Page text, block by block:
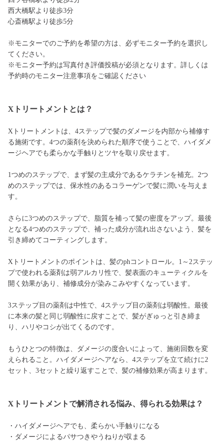
西大橋駅より徒歩3分
心斎橋駅より徒歩5分
※モニターでのご予約を希望の方は、必ずモニター予約を選択し
てください。
※モニター予約は写真付き評価投稿が必須となります。詳しくは
予約時のモニター注意事項をご確認ください
Xトリートメントとは？
Xトリートメントは、4ステップで髪のダメージを内部から補修す
る施術です。4つの薬剤を決められた順序で使うことで、ハイダメ
ージヘアでも柔らかな手触りとツヤを取り戻せます。
1つめのステップで、まず髪の主成分であるケラチンを補充。2つ
めのステップでは、保水性のあるコラーゲンで髪に潤いを与えま
す。
さらに3つめのステップで、脂質を補って髪の密度をアップ。最後
となる4つめのステップで、補った成分が流れ出さないよう、髪を
引き締めてコーティングします。
Xトリートメントのポイントは、髪のphコントロール。1～2ステッ
プで使われる薬剤は弱アルカリ性で、髪表面のキューティクルを
開く効果があり、補修成分が染みこみやすくなっています。
3ステップ目の薬剤は中性で、4ステップ目の薬剤は弱酸性。最後
に本来の髪と同じ弱酸性に戻すことで、髪がぎゅっと引き締ま
り、ハリやコシが出てくるのです。
もうひとつの特徴は、ダメージの度合いによって、施術回数を変
えられること。ハイダメージヘアなら、4ステップを立て続けに2
セット、3セットと繰り返すことで、髪の補修効果が高まります。
Xトリートメントで解消される悩み、得られる効果は？
・ハイダメージヘアでも、柔らかい手触りになる
・ダメージによるパサつきやうねりが収まる